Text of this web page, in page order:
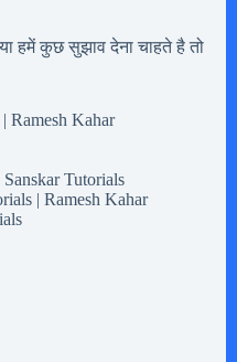
हमें कुछ सुझाव देना चाहते है तो
Ramesh Kahar
Tutorials
| Ramesh Kahar